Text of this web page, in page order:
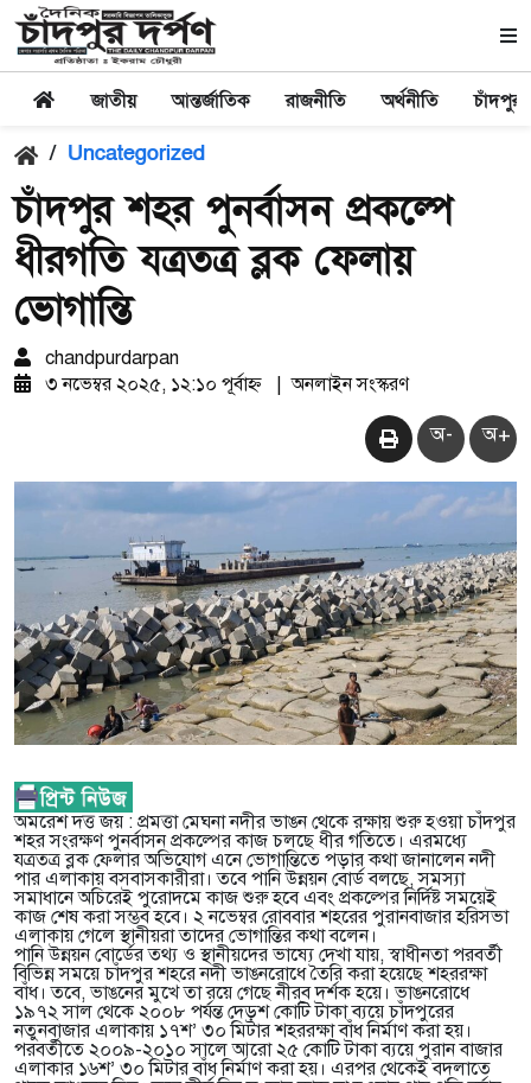
জাতীয় আন্তর্জাতিক রাজনীতি অর্থনীতি চাঁদপুর
/ Uncategorized
চাঁদপুর শহর পুনর্বাসন প্রকল্পে
ধীরগতি যত্রতত্র ব্লক ফেলায়
ভোগান্তি
chandpurdarpan
৩ নভেম্বর ২০২৫, ১২:১০ পূর্বাহ্ন
অনলাইন সংস্করণ
অ- অ+
অমরেশ দত্ত জয় : প্রমত্তা মেঘনা নদীর ভাঙন থেকে রক্ষায় শুরু হওয়া চাঁদপুর
শহর সংরক্ষণ পুনর্বাসন প্রকল্পের কাজ চলছে ধীর গতিতে। এরমধ্যে
যত্রতত্র ব্লক ফেলার অভিযোগ এনে ভোগান্তিতে পড়ার কথা জানালেন নদী
পার এলাকায় বসবাসকারীরা। তবে পানি উন্নয়ন বোর্ড বলছে, সমস্যা
সমাধানে অচিরেই পুরোদমে কাজ শুরু হবে এবং প্রকল্পের নির্দিষ্ট সময়েই
কাজ শেষ করা সম্ভব হবে। ২ নভেম্বর রোববার শহরের পুরানবাজার হরিসভা
এলাকায় গেলে স্থানীয়রা তাদের ভোগান্তির কথা বলেন।
পানি উন্নয়ন বোর্ডের তথ্য ও স্থানীয়দের ভাষ্যে দেখা যায়, স্বাধীনতা পরবর্তী
বিভিন্ন সময়ে চাঁদপুর শহরে নদী ভাঙনরোধে তৈরি করা হয়েছে শহররক্ষা
বাঁধ। তবে, ভাঙনের মুখে তা রয়ে গেছে নীরব দর্শক হয়ে। ভাঙনরোধে
১৯৭২ সাল থেকে ২০০৮ পর্যন্ত দেড়শ কোটি টাকা ব্যয়ে চাঁদপুরের
নতুনবাজার এলাকায় ১৭শ’ ৩০ মিটার শহররক্ষা বাঁধ নির্মাণ করা হয়।
পরবর্তীতে ২০০৯-২০১০ সালে আরো ২৫ কোটি টাকা ব্যয়ে পুরান বাজার
এলাকার ১৬শ’ ৩০ মিটার বাঁধ নির্মাণ করা হয়। এরপর থেকেই বদলাতে